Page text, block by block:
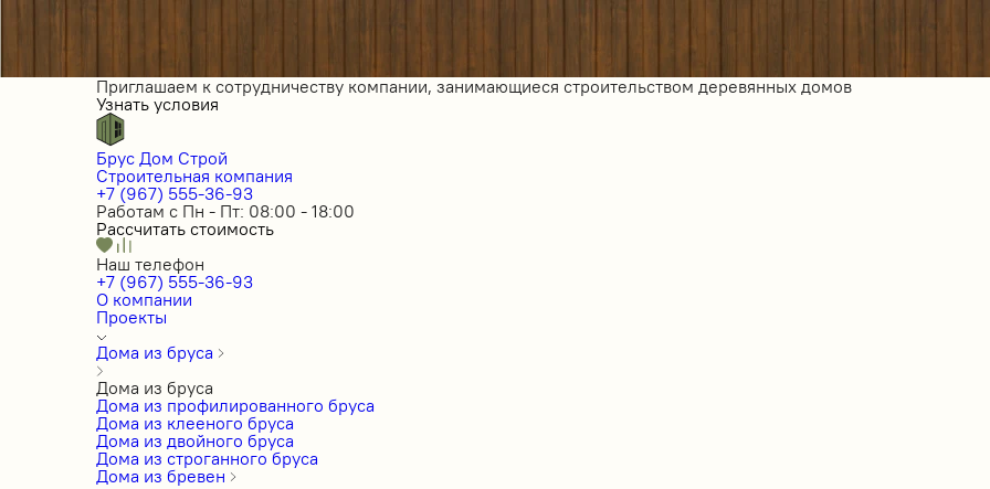
Приглашаем к сотрудничеству компании, занимающиеся строительством деревянных домов
Узнать условия
Брус Дом Строй
Строительная компания
+7 (967) 555-36-93
Работам с Пн - Пт: 08:00 - 18:00
Рассчитать стоимость
Наш телефон
+7 (967) 555-36-93
О компании
Проекты
Дома из бруса
Дома из бруса
Дома из профилированного бруса
Дома из клееного бруса
Дома из двойного бруса
Дома из строганного бруса
Дома из бревен